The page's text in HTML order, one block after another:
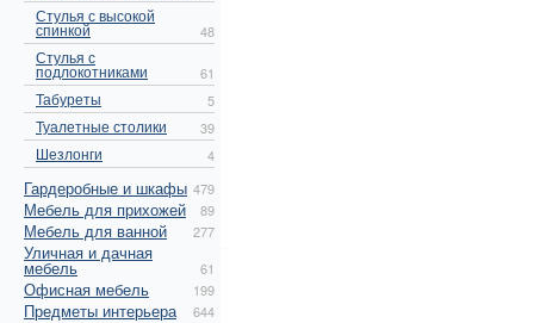
Стулья с высокой
спинкой 48
Стулья с
подлокотниками 61
Табуреты 5
Туалетные столики 39
Шезлонги 4
Гардеробные и шкафы 479
Мебель для прихожей 89
Мебель для ванной 277
Уличная и дачная
мебель 61
Офисная мебель 199
Предметы интерьера 644